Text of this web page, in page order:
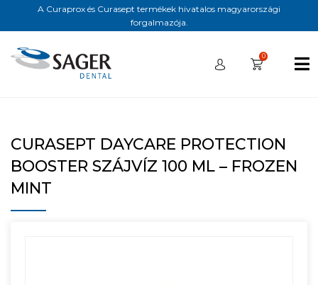
A Curaprox és Curasept termékek hivatalos magyarországi
forgalmazója.
0
CURASEPT DAYCARE PROTECTION
BOOSTER SZÁJVÍZ 100 ML – FROZEN
MINT